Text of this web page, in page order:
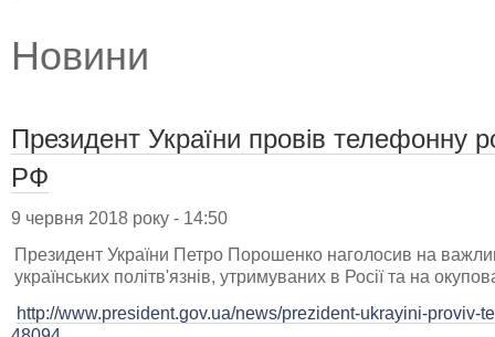
Новини
Президент України провів телефонну
РФ
9 червня 2018 року - 14:50
Президент України Петро Порошенко наголосив на
українських політв'язнів, утримуваних в Росії та на
http://www.president.gov.ua/news/prezident-ukrayini-proviv-